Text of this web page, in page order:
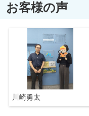
お客様の声
川崎勇太